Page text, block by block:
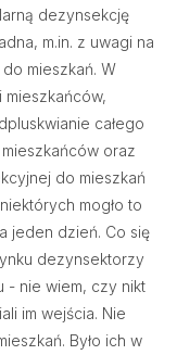
dezynsekcję
m.in. z uwagi na
mieszkań. W
całego
oraz
do mieszkań
mogło to
jeden dzień. Co się
dezynsektorzy
- nie wiem, czy nikt
im wejścia. Nie
Było ich w